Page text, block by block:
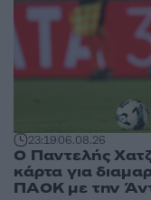
23:1906.08.26
Ο Παντελής
κάρτα για
ΠΑΟΚ με την